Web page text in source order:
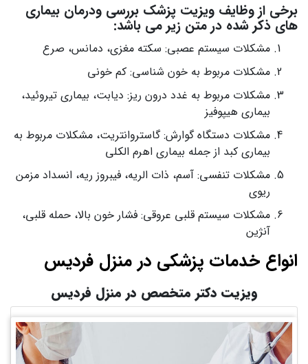
برخی از وظایف ویزیت پزشک بررسی ودرمان بیماری
های ذکر شده در متن زیر می باشد:
مشکلات سیستم عصبی: سکته مغزی، دمانس، صرع
مشکلات مربوط به خون شناسی: کم خونی
مشکلات مربوط به غدد درون ریز: دیابت، بیماری تیروئید،
بیماری هیپوفیز
مشکلات دستگاه گوارش: گاستروانتریت، مشکلات مربوط به
بیماری کبد از جمله بیماری اهرم الکلی
مشکلات تنفسی: آسم، ذات الریه، فیبروز ریه، انسداد مزمن
ریوی
مشکلات سیستم قلبی عروقی: فشار خون بالا، حمله قلبی،
آنژین
انواع خدمات پزشکی در منزل فردیس
ویزیت دکتر متخصص در منزل فردیس